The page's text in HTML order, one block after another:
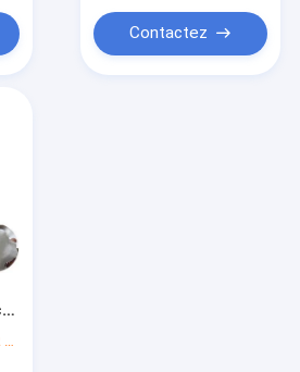
Contactez